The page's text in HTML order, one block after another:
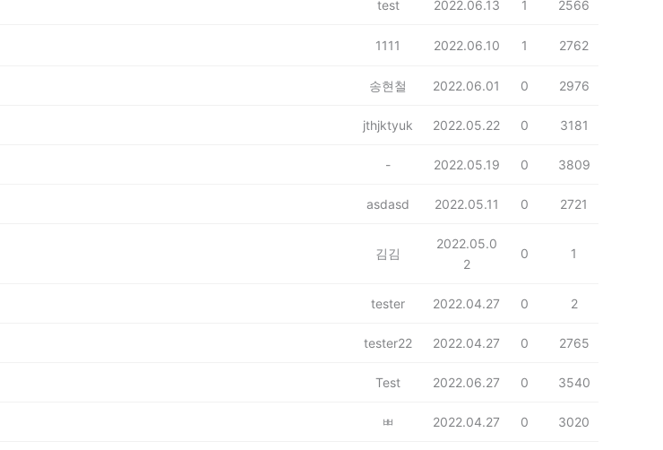
test 2022.06.13 1 2566
1111 2022.06.10 1 2762
송현철 2022.06.01 0 2976
jthjktyuk 2022.05.22 0 3181
- 2022.05.19 0 3809
asdasd 2022.05.11 0 2721
김김
2022.05.0
2
0 1
tester 2022.04.27 0 2
tester22 2022.04.27 0 2765
Test 2022.06.27 0 3540
ㅃ 2022.04.27 0 3020